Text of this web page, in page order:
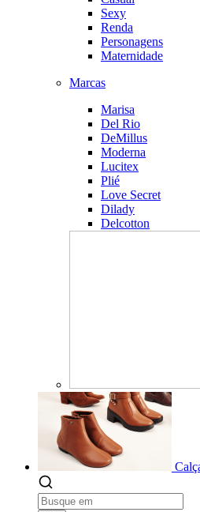
Sexy
Renda
Personagens
Maternidade
Marcas
Marisa
Del Rio
DeMillus
Moderna
Lucitex
Plié
Love Secret
Dilady
Delcotton